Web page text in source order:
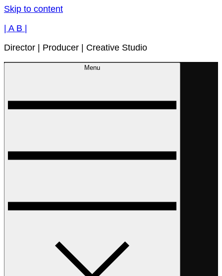
Skip to content
| A B |
Director | Producer | Creative Studio
Menu